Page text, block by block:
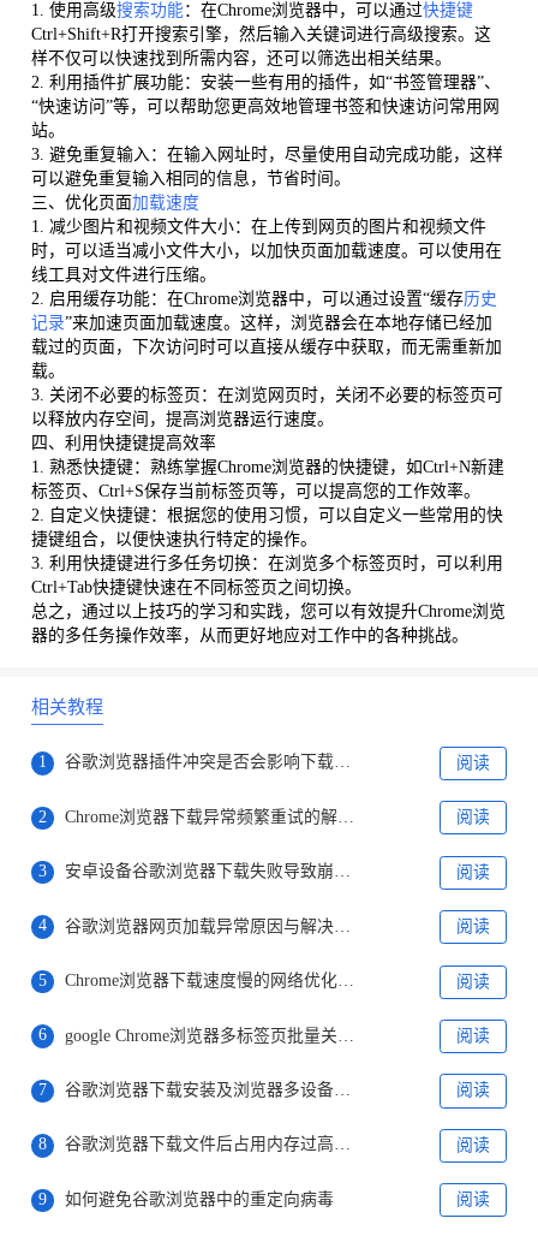
1. 使用高级搜索功能：在Chrome浏览器中，可以通过快捷键
Ctrl+Shift+R打开搜索引擎，然后输入关键词进行高级搜索。这
样不仅可以快速找到所需内容，还可以筛选出相关结果。
2. 利用插件扩展功能：安装一些有用的插件，如“书签管理器”、
“快速访问”等，可以帮助您更高效地管理书签和快速访问常用网
站。
3. 避免重复输入：在输入网址时，尽量使用自动完成功能，这样
可以避免重复输入相同的信息，节省时间。
三、优化页面加载速度
1. 减少图片和视频文件大小：在上传到网页的图片和视频文件
时，可以适当减小文件大小，以加快页面加载速度。可以使用在
线工具对文件进行压缩。
2. 启用缓存功能：在Chrome浏览器中，可以通过设置“缓存历史
记录”来加速页面加载速度。这样，浏览器会在本地存储已经加
载过的页面，下次访问时可以直接从缓存中获取，而无需重新加
载。
3. 关闭不必要的标签页：在浏览网页时，关闭不必要的标签页可
以释放内存空间，提高浏览器运行速度。
四、利用快捷键提高效率
1. 熟悉快捷键：熟练掌握Chrome浏览器的快捷键，如Ctrl+N新建
标签页、Ctrl+S保存当前标签页等，可以提高您的工作效率。
2. 自定义快捷键：根据您的使用习惯，可以自定义一些常用的快
捷键组合，以便快速执行特定的操作。
3. 利用快捷键进行多任务切换：在浏览多个标签页时，可以利用
Ctrl+Tab快捷键快速在不同标签页之间切换。
总之，通过以上技巧的学习和实践，您可以有效提升Chrome浏览
器的多任务操作效率，从而更好地应对工作中的各种挑战。
相关教程
1 谷歌浏览器插件冲突是否会影响下载稳定性 阅读
2 Chrome浏览器下载异常频繁重试的解决措施 阅读
3 安卓设备谷歌浏览器下载失败导致崩溃的修复方案 阅读
4 谷歌浏览器网页加载异常原因与解决方法 阅读
5 Chrome浏览器下载速度慢的网络优化建议 阅读
6 阅读
7 谷歌浏览器下载安装及浏览器多设备数据同步技巧 阅读
8 谷歌浏览器下载文件后占用内存过高怎么优化 阅读
9 如何避免谷歌浏览器中的重定向病毒 阅读